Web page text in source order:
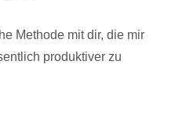
Methode mit dir, die mir
produktiver zu